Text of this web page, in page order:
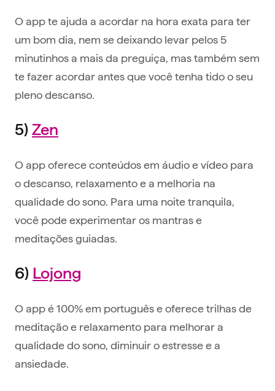
O app te ajuda a acordar na hora exata para ter
um bom dia, nem se deixando levar pelos 5
minutinhos a mais da preguiça, mas também sem
te fazer acordar antes que você tenha tido o seu
pleno descanso.
5) Zen
O app oferece conteúdos em áudio e vídeo para
o descanso, relaxamento e a melhoria na
qualidade do sono. Para uma noite tranquila,
você pode experimentar os mantras e
meditações guiadas.
6) Lojong
O app é 100% em português e oferece trilhas de
meditação e relaxamento para melhorar a
qualidade do sono, diminuir o estresse e a
ansiedade.